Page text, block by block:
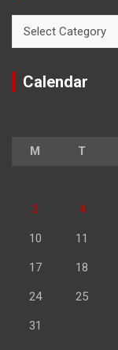
Calendar
M T
3 4
10 11
17 18
24 25
31